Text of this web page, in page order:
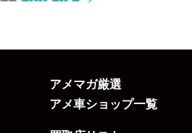
アメマガ厳選
アメ車ショップ一覧